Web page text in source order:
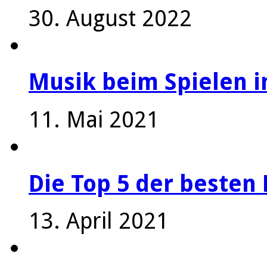
30. August 2022
Musik beim Spielen
11. Mai 2021
Die Top 5 der besten
13. April 2021